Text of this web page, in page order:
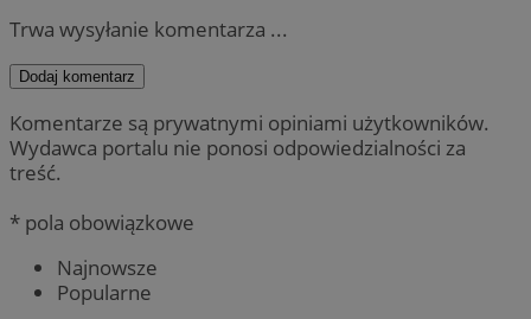
Trwa wysyłanie komentarza ...
Dodaj komentarz
Komentarze są prywatnymi opiniami użytkowników.
Wydawca portalu nie ponosi odpowiedzialności za
treść.
* pola obowiązkowe
Najnowsze
Popularne